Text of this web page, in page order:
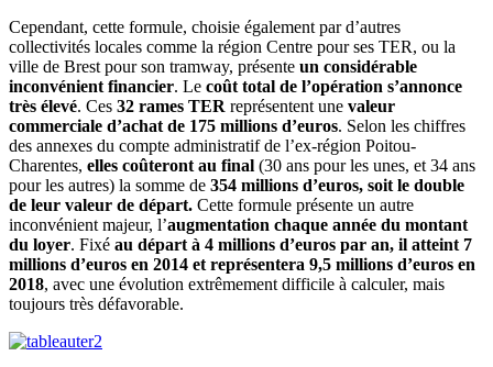
Cependant, cette formule, choisie également par d’autres
collectivités locales comme la région Centre pour ses TER, ou la
ville de Brest pour son tramway, présente un considérable
inconvénient financier. Le coût total de l’opération s’annonce
très élevé. Ces 32 rames TER représentent une valeur
commerciale d’achat de 175 millions d’euros. Selon les chiffres
des annexes du compte administratif de l’ex-région Poitou-
Charentes, elles coûteront au final (30 ans pour les unes, et 34 ans
pour les autres) la somme de 354 millions d’euros, soit le double
de leur valeur de départ. Cette formule présente un autre
inconvénient majeur, l’augmentation chaque année du montant
du loyer. Fixé au départ à 4 millions d’euros par an, il atteint 7
millions d’euros en 2014 et représentera 9,5 millions d’euros en
2018, avec une évolution extrêmement difficile à calculer, mais
toujours très défavorable.